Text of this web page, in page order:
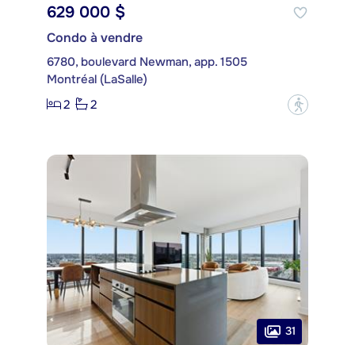
629 000 $
Condo à vendre
6780, boulevard Newman, app. 1505
Montréal (LaSalle)
2
2 ?
31